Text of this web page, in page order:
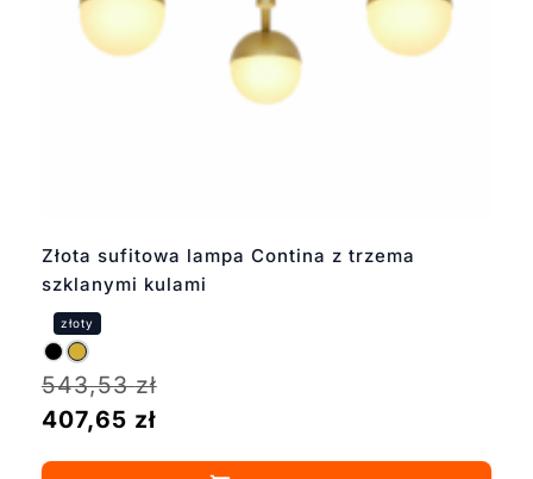
Złota sufitowa lampa Contina z trzema
szklanymi kulami
543,53zł
407,65 zł